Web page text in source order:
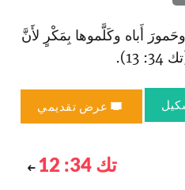
أَباه وكَلَّموها بِمَكْرٍ لأَنَّ
عرض تقديمي
تك 34: 12